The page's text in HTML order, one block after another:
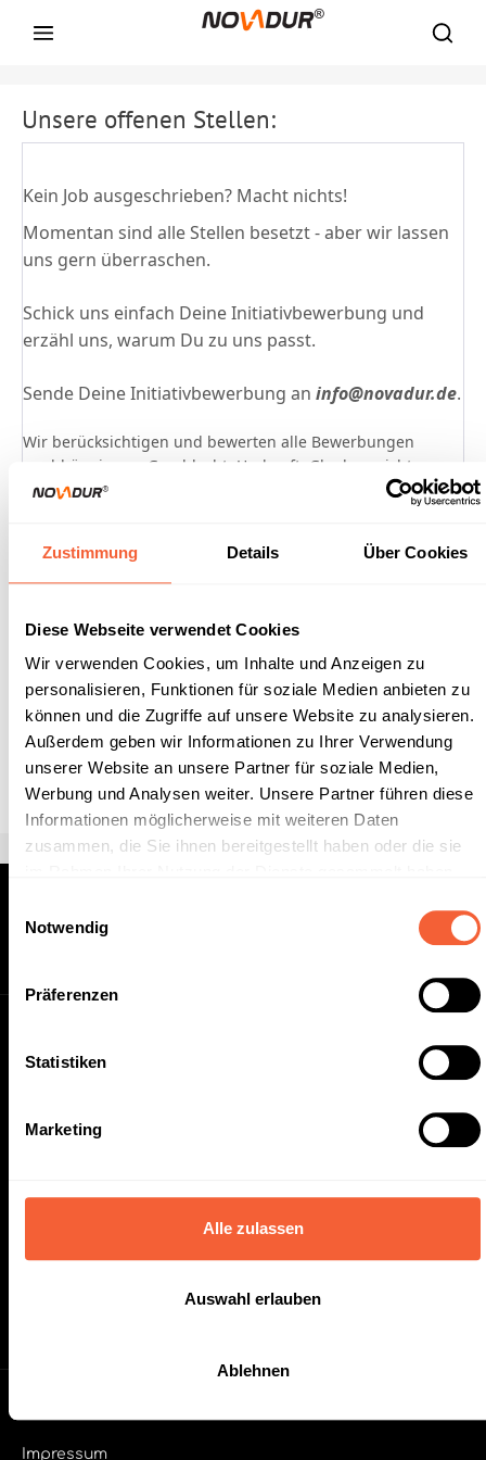
Zustimmung Details Über Cookies
Diese Webseite verwendet Cookies
Wir verwenden Cookies, um Inhalte und Anzeigen zu
personalisieren, Funktionen für soziale Medien anbieten zu
können und die Zugriffe auf unsere Website zu analysieren.
Außerdem geben wir Informationen zu Ihrer Verwendung
unserer Website an unsere Partner für soziale Medien,
Werbung und Analysen weiter. Unsere Partner führen diese
Informationen möglicherweise mit weiteren Daten
zusammen, die Sie ihnen bereitgestellt haben oder die sie
finden sie hier.
Notwendig
Präferenzen
Statistiken
Marketing
Alle zulassen
Auswahl erlauben
Ablehnen
Unsere offenen Stellen:
Kein Job ausgeschrieben? Macht nichts!
Momentan sind alle Stellen besetzt - aber wir lassen
uns gern überraschen.
Schick uns einfach Deine Initiativbewerbung und
erzähl uns, warum Du zu uns passt.
Sende Deine Initiativbewerbung an info@novadur.de.
Wir berücksichtigen und bewerten alle Bewerbungen
unabhängig von Geschlecht, Herkunft, Glaubensrichtung
oder sexueller Orientierung.
Sichtung Deiner Bewerbung verarbeitet. Eine langfristige
Speicherung dieser findet nicht statt.
Footer Informationen
FAQ
Impressum